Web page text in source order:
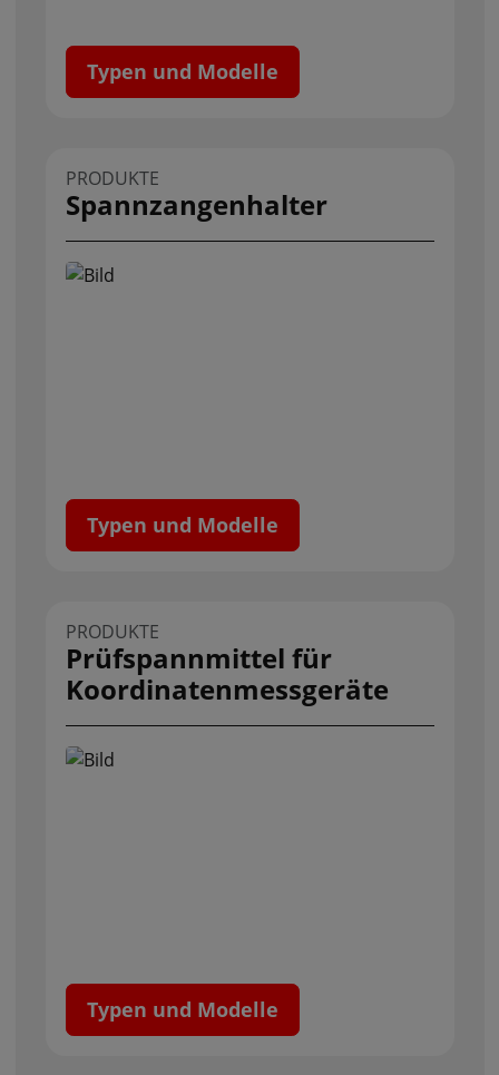
Typen und Modelle
PRODUKTE
Spannzangenhalter
Typen und Modelle
PRODUKTE
Prüfspannmittel für
Koordinaten­­messgeräte
Typen und Modelle